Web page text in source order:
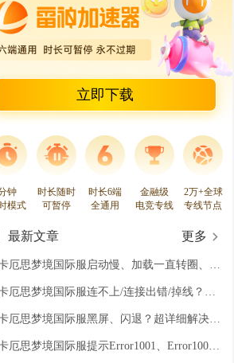
立即下载
钟
模式
时长随时
可暂停
时长6端
全通用
金融级
电竞专线
2万+全球
专线节点
最新文章 更多
卡厄思梦境国际服启动慢、加载一直转圈、无法进入游戏的高效解决教程
卡厄思梦境国际服连不上/连接出错/掉线？实测有效的救急指南！
卡厄思梦境国际服黑屏、闪退？超详细解决攻略奉上
卡厄思梦境国际服提示Error1001、Error1002错误？超详细解决办法分享